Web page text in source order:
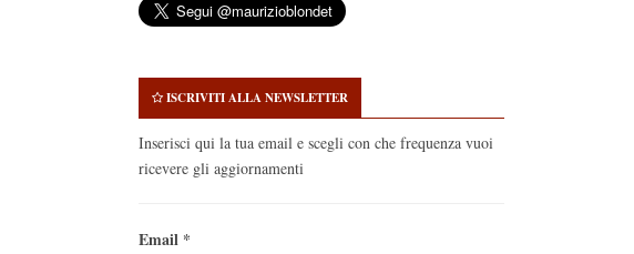
ISCRIVITI ALLA NEWSLETTER
Inserisci qui la tua email e scegli con che frequenza vuoi
ricevere gli aggiornamenti
Email *